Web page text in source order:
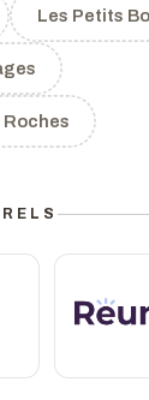
Les Petits
Roches